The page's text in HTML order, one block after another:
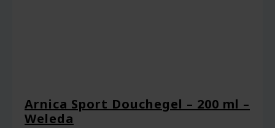
Arnica Sport Douchegel – 200 ml –
Weleda